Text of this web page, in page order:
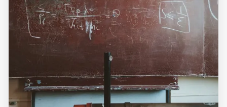
5 Günde İngilizce
İngilizce
Dil Eğitimi
En Hızlı İngilizce
En Kolay İngilizce